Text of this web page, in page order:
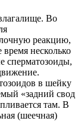
Во
реакцию,
время несколько
сперматозоиды,
в шейку
«задний свод
там. В
(шеечная)